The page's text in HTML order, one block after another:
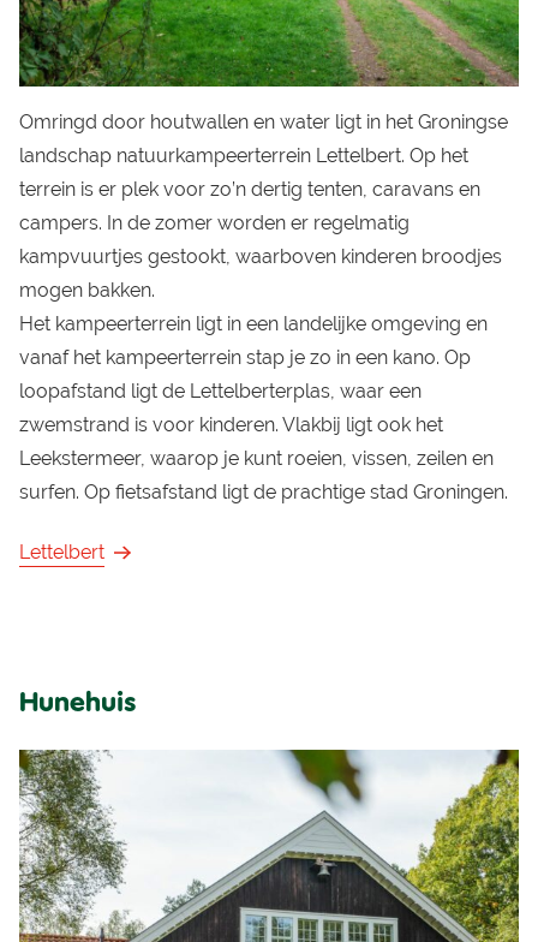
Omringd door houtwallen en water ligt in het Groningse
landschap natuurkampeerterrein Lettelbert. Op het
terrein is er plek voor zo’n dertig tenten, caravans en
campers. In de zomer worden er regelmatig
kampvuurtjes gestookt, waarboven kinderen broodjes
mogen bakken.
Het kampeerterrein ligt in een landelijke omgeving en
vanaf het kampeerterrein stap je zo in een kano. Op
loopafstand ligt de Lettelberterplas, waar een
zwemstrand is voor kinderen. Vlakbij ligt ook het
Leekstermeer, waarop je kunt roeien, vissen, zeilen en
surfen. Op fietsafstand ligt de prachtige stad Groningen.
Lettelbert
Hunehuis